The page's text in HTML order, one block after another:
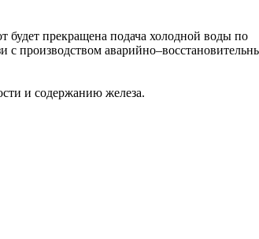
будет прекращена подача холодной воды по
с производством
и содержанию железа.